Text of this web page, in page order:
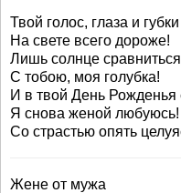
Твой голос, глаза и губки
На свете всего дороже!
Лишь солнце
С тобою, моя голубка!
И в твой День Рожденья
Я снова женой любуюсь!
Со страстью опять
Жене от мужа